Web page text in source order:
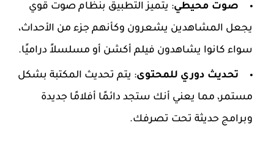
صوت محيطي: يتميز التطبيق بنظام صوت قوي
يجعل المشاهدين يشعرون وكأنهم جزء من الأحداث،
سواء كانوا يشاهدون فيلم أكشن أو مسلسلاً دراميًا.
تحديث دوري للمحتوى: يتم تحديث المكتبة بشكل
مستمر، مما يعني أنك ستجد دائمًا أفلامًا جديدة
وبرامج حديثة تحت تصرفك.